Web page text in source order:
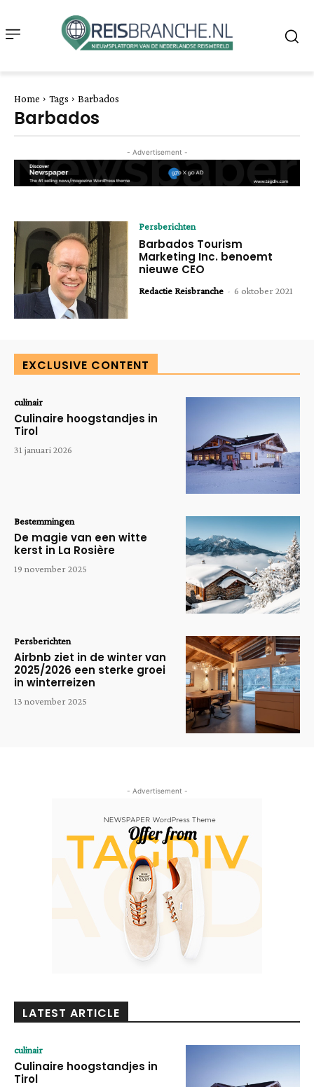
Home Tags Barbados
Barbados
- Advertisement -
Persberichten
Barbados Tourism
Marketing Inc. benoemt
nieuwe CEO
Redactie Reisbranche - 6 oktober 2021
EXCLUSIVE CONTENT
culinair
Culinaire hoogstandjes in
Tirol
31 januari 2026
Bestemmingen
De magie van een witte
kerst in La Rosière
19 november 2025
Persberichten
Airbnb ziet in de winter van
2025/2026 een sterke groei
in winterreizen
13 november 2025
- Advertisement -
LATEST ARTICLE
culinair
Culinaire hoogstandjes in
Tirol